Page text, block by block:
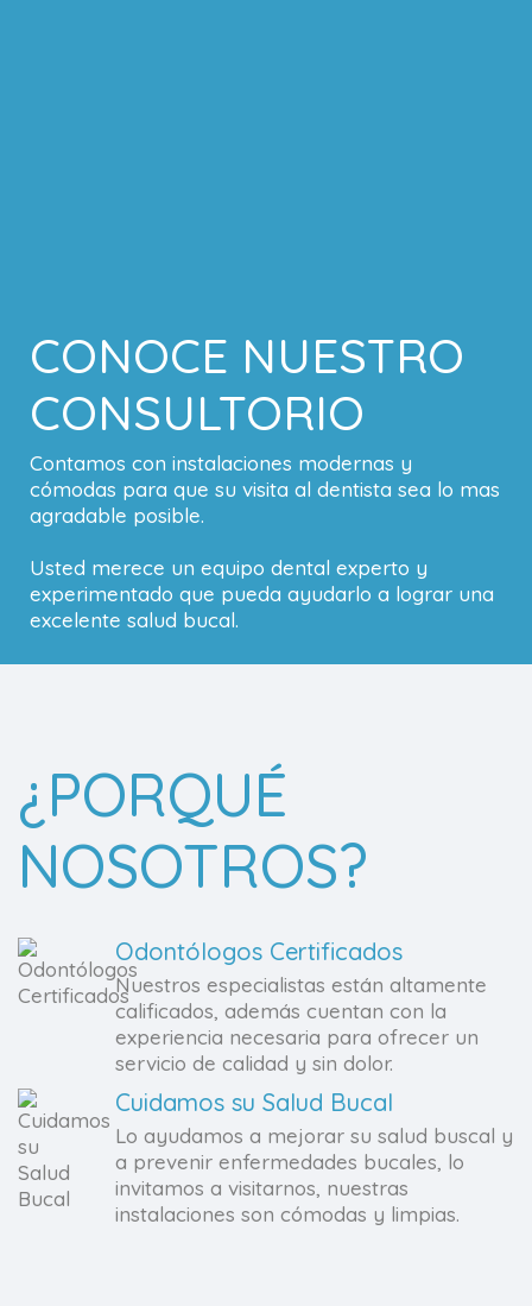
CONOCE NUESTRO
CONSULTORIO
Contamos con instalaciones modernas y
cómodas para que su visita al dentista sea lo mas
agradable posible.
Usted merece un equipo dental experto y
experimentado que pueda ayudarlo a lograr una
excelente salud bucal.
¿PORQUÉ
NOSOTROS?
Odontólogos Certificados
Nuestros especialistas están altamente
calificados, además cuentan con la
experiencia necesaria para ofrecer un
servicio de calidad y sin dolor.
Cuidamos su Salud Bucal
Lo ayudamos a mejorar su salud buscal y
a prevenir enfermedades bucales, lo
invitamos a visitarnos, nuestras
instalaciones son cómodas y limpias.